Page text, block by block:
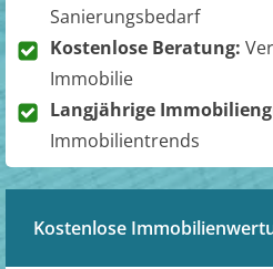
Sanierungsbedarf
Kostenlose Beratung:
Immobilie
Langjährige
Immobilientrends
Kostenlose